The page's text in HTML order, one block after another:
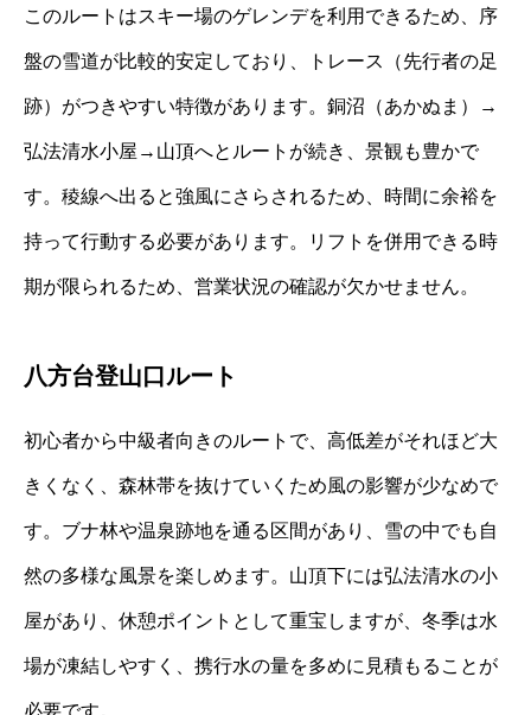
このルートはスキー場のゲレンデを利用できるため、序
盤の雪道が比較的安定しており、トレース（先行者の足
跡）がつきやすい特徴があります。銅沼（あかぬま）→
弘法清水小屋→山頂へとルートが続き、景観も豊かで
す。稜線へ出ると強風にさらされるため、時間に余裕を
持って行動する必要があります。リフトを併用できる時
期が限られるため、営業状況の確認が欠かせません。
八方台登山口ルート
初心者から中級者向きのルートで、高低差がそれほど大
きくなく、森林帯を抜けていくため風の影響が少なめで
す。ブナ林や温泉跡地を通る区間があり、雪の中でも自
然の多様な風景を楽しめます。山頂下には弘法清水の小
屋があり、休憩ポイントとして重宝しますが、冬季は水
場が凍結しやすく、携行水の量を多めに見積もることが
必要です。